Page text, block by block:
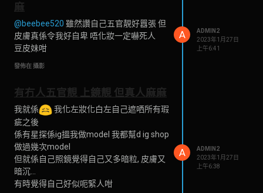
麻
@beebee520 雖然讚自己五官靚好囂張 但
皮膚真係令我好自卑 唔化妝一定嚇死人
豆皮妹咁
發佈在 攝影
A
ADMIN2
2023年1月27日
上午6:41
有冇人五官靚 上鏡靚 但真人麻麻
我就係
我化左妝化白左自己遮哂所有瑕
疵之後
係有星探係ig搵我做model 我都幫d ig shop
做過幾次model
但就係自己照鏡覺得自己又多暗粒, 皮膚又
暗沉...
有時覺得自己好似呃緊人咁
A
ADMIN2
2023年1月27日
上午6:38